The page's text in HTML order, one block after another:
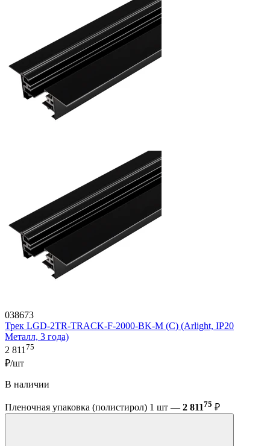
038673
Трек LGD-2TR-TRACK-F-2000-BK-M (C) (Arlight, IP20
Металл, 3 года)
2 81175
₽/шт
В наличии
Пленочная упаковка (полистирол) 1 шт — 2 81175 ₽